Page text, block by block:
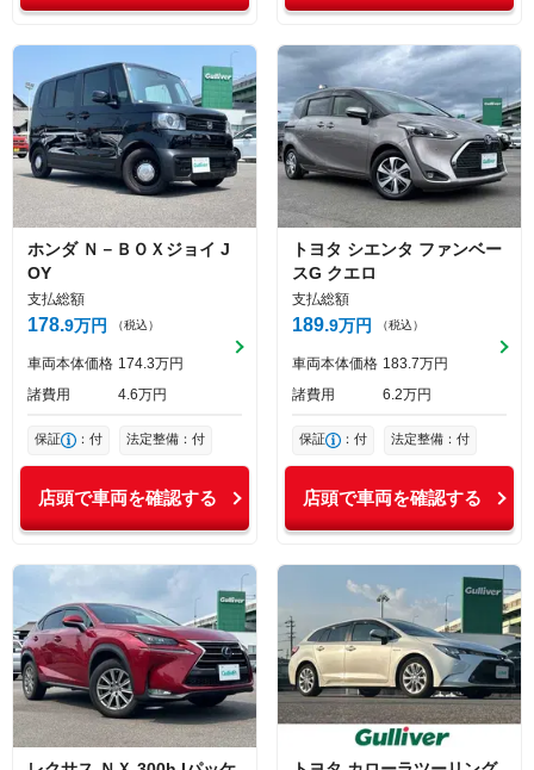
ホンダ Ｎ－ＢＯＸジョイ J
OY
支払総額
178 9万円 （税込）
車両本体価格 174 3万円
諸費用
4 6万円
保証 ：付 法定整備：付
店頭で車両を確認する
トヨタ シエンタ ファンベー
スG クエロ
支払総額
189 9万円 （税込）
車両本体価格 183 7万円
諸費用
6 2万円
保証 ：付 法定整備：付
店頭で車両を確認する